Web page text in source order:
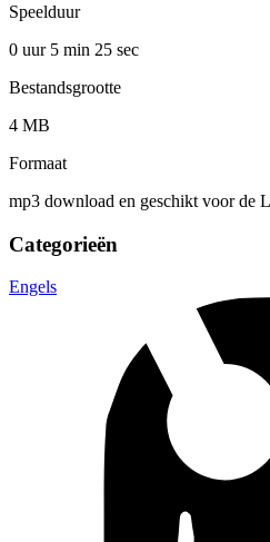
Speelduur
0 uur 5 min 25 sec
Bestandsgrootte
4 MB
Formaat
mp3 download en geschikt voor de
Categorieën
Engels